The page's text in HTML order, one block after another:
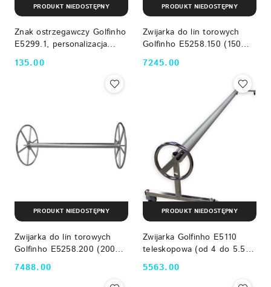
Znak ostrzegawczy Golfinho
E5299.1, personalizacja
tekstem winylowym Golfinho
Cena:
135.00
PRODUKT NIEDOSTĘPNY
Zwijarka do lin torowych
Golfinho E5258.150 (150
cm, AISI-304) Golfinho
Cena:
7245.00
PRODUKT NIEDOSTĘPNY
Zwijarka do lin torowych
Golfinho E5258.200 (200
cm, AISI-304) Golfinho
Cena:
7488.00
PRODUKT NIEDOSTĘPNY
Zwijarka Golfinho E5110
teleskopowa (od 4 do 5.5
m) Golfinho
Cena:
5563.00
PRODUKT NIEDOSTĘPNY